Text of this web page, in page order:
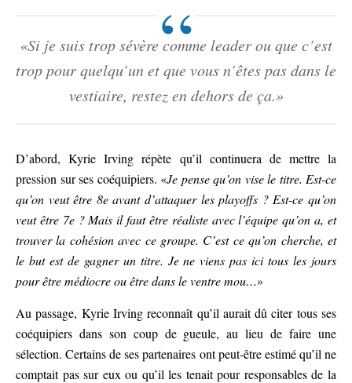
«Si je suis trop sévère comme leader ou que c’est
trop pour quelqu’un et que vous n’êtes pas dans le
vestiaire, restez en dehors de ça.»
D’abord, Kyrie Irving répète qu’il continuera de mettre la
pression sur ses coéquipiers. «Je pense qu’on vise le titre. Est-ce
qu’on veut être 8e avant d’attaquer les playoffs ? Est-ce qu’on
veut être 7e ? Mais il faut être réaliste avec l’équipe qu’on a, et
trouver la cohésion avec ce groupe. C’est ce qu’on cherche, et
le but est de gagner un titre. Je ne viens pas ici tous les jours
pour être médiocre ou être dans le ventre mou…»
Au passage, Kyrie Irving reconnaît qu’il aurait dû citer tous ses
coéquipiers dans son coup de gueule, au lieu de faire une
sélection. Certains de ses partenaires ont peut-être estimé qu’il ne
comptait pas sur eux ou qu’il les tenait pour responsables de la